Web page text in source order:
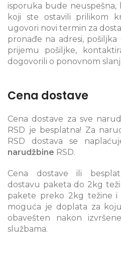
isporuka bude
koji ste ostavili prilikom
ugovori novi termin za
pronađe na adresi,
prijemu pošiljke,
dogovorili o ponovnom
Cena dostave
Cena dostave za sve
RSD je besplatna! Za
RSD dostava se
narudžbine RSD.
Cena dostave ili
dostavu paketa do 2kg
pakete preko 2kg težine i
moguća je doplata za
obavešten nakon
službama.